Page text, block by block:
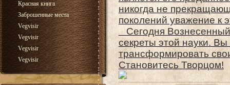
Красная книга
Заброшенные места
Vegvisir
Vegvisir
Vegvisir
Vegvisir
никогда не
поколений уважение
Сегодня
секреты этой науки.
трансформировать
Становитесь Творцом!